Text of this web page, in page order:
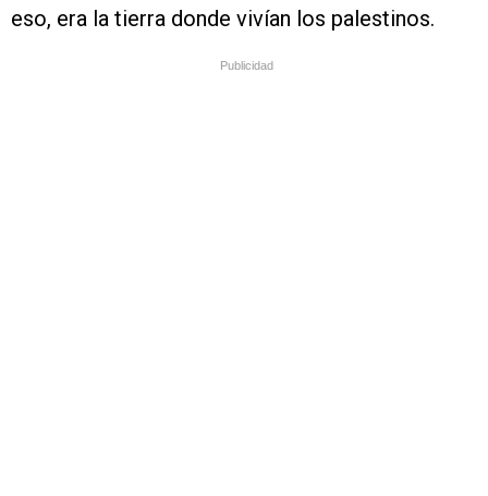
eso, era la tierra donde vivían los palestinos.
Publicidad